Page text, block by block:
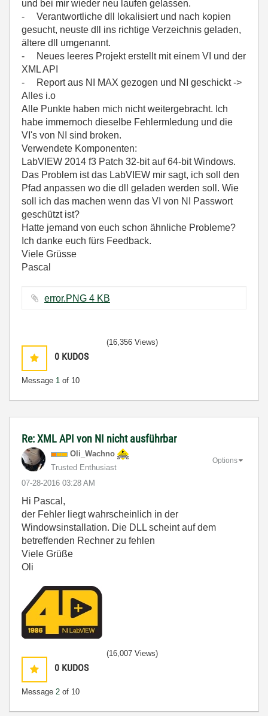
und bei mir wieder neu laufen gelassen.
- Verantwortliche dll lokalisiert und nach kopien
gesucht, neuste dll ins richtige Verzeichnis geladen,
ältere dll umgenannt.
- Neues leeres Projekt erstellt mit einem VI und der
XML API
- Report aus NI MAX gezogen und NI geschickt ->
Alles i.o
Alle Punkte haben mich nicht weitergebracht. Ich
habe immernoch dieselbe Fehlermledung und die
VI's von NI sind broken.
Verwendete Komponenten:
LabVIEW 2014 f3 Patch 32-bit auf 64-bit Windows.
Das Problem ist das LabVIEW mir sagt, ich soll den
Pfad anpassen wo die dll geladen werden soll. Wie
soll ich das machen wenn das VI von NI Passwort
geschützt ist?
Hatte jemand von euch schon ähnliche Probleme?
Ich danke euch fürs Feedback.
Viele Grüsse
Pascal
error.PNG ‏4 KB
0 KUDOS
Message 1 of 10
(16,356 Views)
Re: XML API von NI nicht ausführbar
Oli_Wachno
Trusted Enthusiast
‎07-28-2016 03:28 AM
Options
Hi Pascal,
der Fehler liegt wahrscheinlich in der
Windowsinstallation. Die DLL scheint auf dem
betreffenden Rechner zu fehlen
Viele Grüße
Oli
0 KUDOS
Message 2 of 10
(16,007 Views)